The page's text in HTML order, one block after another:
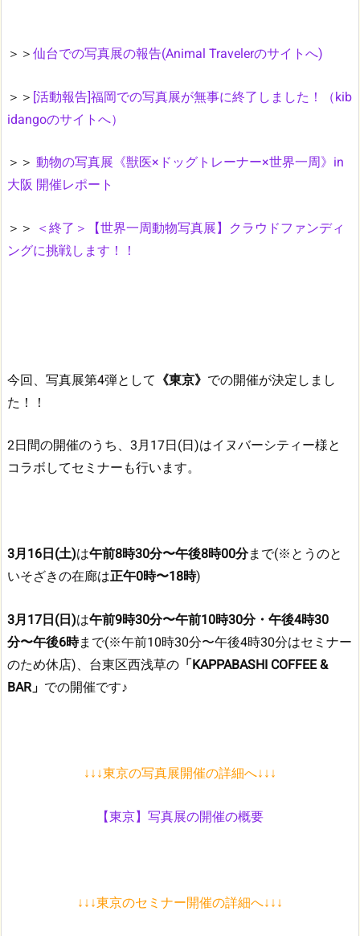
＞＞ 仙台での写真展の報告(Animal Travelerのサイトへ)
＞＞ [活動報告]福岡での写真展が無事に終了しました！（kib
idangoのサイトへ）
＞＞ 動物の写真展《獣医×ドッグトレーナー×世界一周》in
大阪 開催レポート
＞＞
＜終了＞【世界一周動物写真展】クラウドファンディ
ングに挑戦します！！
今回、写真展第4弾として 《東京》 での開催が決定しまし
た！！
2日間の開催のうち、3月17日(日)はイヌバーシティー様と
コラボしてセミナーも行います。
3月16日(土)は午前8時30分〜午後8時00分まで(※とうのと
いそざきの在廊は正午0時〜18時)
3月17日(日)は午前9時30分〜午前10時30分・午後4時30
分〜午後6時まで(※午前10時30分〜午後4時30分はセミナー
のため休店)、台東区西浅草の 「KAPPABASHI COFFEE &
BAR」 での開催です♪
↓↓↓東京の写真展開催の詳細へ↓↓↓
【東京】写真展の開催の概要
↓↓↓東京のセミナー開催の詳細へ↓↓↓